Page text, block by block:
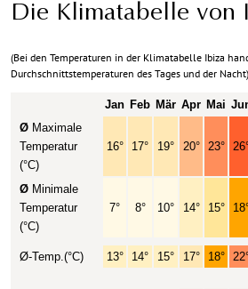
Die Klimatabelle von
(Bei den Temperaturen in der Klimatabelle Ibiza
Durchschnittstemperaturen des Tages und der Nacht)
Jan Feb Mär Apr Mai
Ø Maximale
Temperatur
(°C)
16° 17° 19° 20° 23°
Ø Minimale
Temperatur
(°C)
7° 8° 10° 14° 15°
Ø-Temp.(°C) 13° 14° 15° 17° 18°